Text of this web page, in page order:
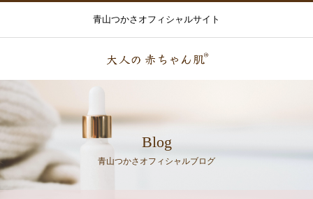
青山つかさオフィシャルサイト
Blog
青山つかさオフィシャルブログ